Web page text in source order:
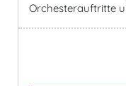
Orchesterauftritte